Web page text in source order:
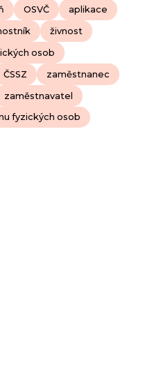
OSVČ aplikace
živnost
osob
ČSSZ zaměstnanec
zaměstnavatel
fyzických osob